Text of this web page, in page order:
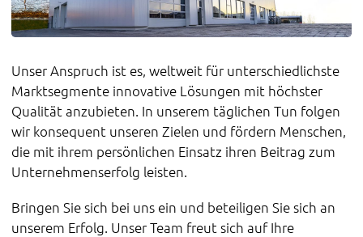
Unser Anspruch ist es, weltweit für unterschiedlichste
Marktsegmente innovative Lösungen mit höchster
Qualität anzubieten. In unserem täglichen Tun folgen
wir konsequent unseren Zielen und fördern Menschen,
die mit ihrem persönlichen Einsatz ihren Beitrag zum
Unternehmenserfolg leisten.
Bringen Sie sich bei uns ein und beteiligen Sie sich an
unserem Erfolg. Unser Team freut sich auf Ihre